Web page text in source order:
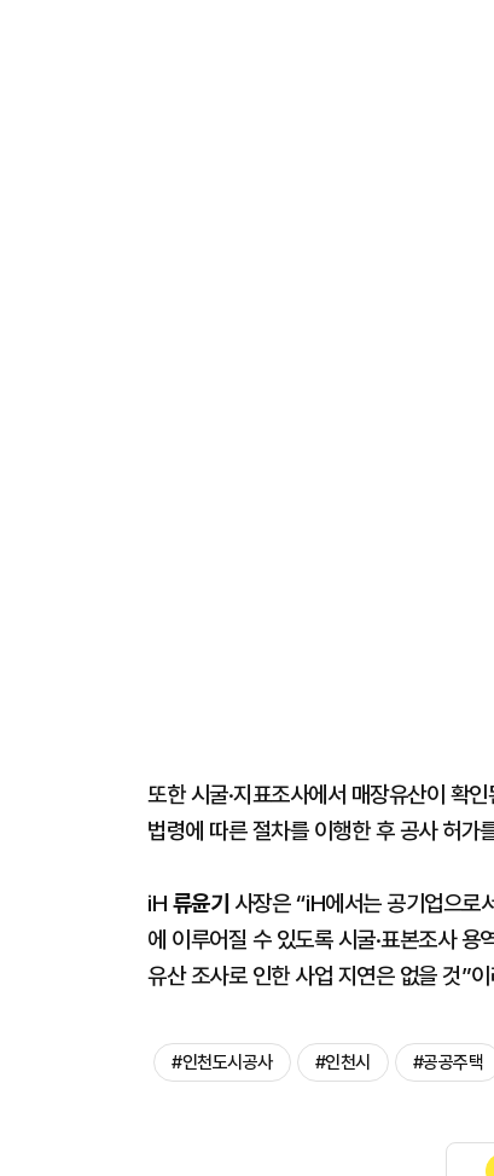
또한 시굴·지표조사에서 매장유산이 확
법령에 따른 절차를 이행한 후 공사 허가
iH 류윤기 사장은 “iH에서는 공기업으로
에 이루어질 수 있도록 시굴·표본조사
유산 조사로 인한 사업 지연은 없을 것”
#인천도시공사 #인천시 #공공주택